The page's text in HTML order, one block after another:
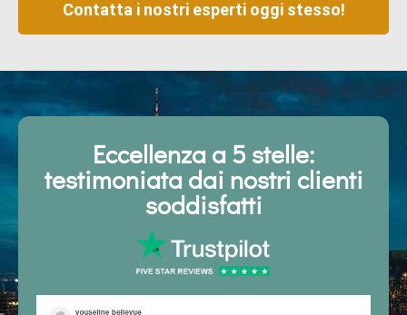
Contatta i nostri esperti oggi stesso!
Eccellenza a 5 stelle:
testimoniata dai nostri clienti
soddisfatti